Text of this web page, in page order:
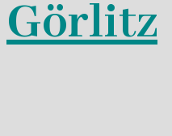
Görlitz